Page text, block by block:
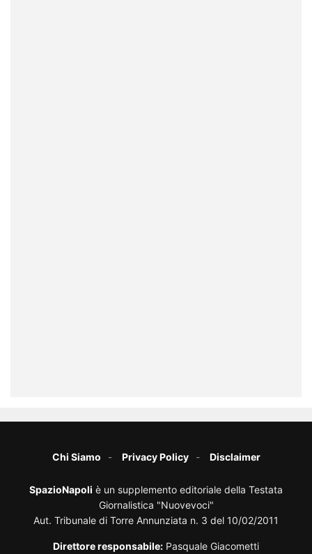
Chi Siamo Privacy Policy Disclaimer
SpazioNapoli è un supplemento editoriale della Testata
Giornalistica "Nuovevoci"
Aut. Tribunale di Torre Annunziata n. 3 del 10/02/2011
Direttore responsabile: Pasquale Giacometti